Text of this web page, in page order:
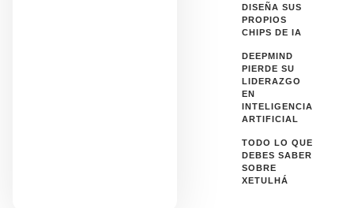
DISEÑA SUS
PROPIOS
CHIPS DE IA
DEEPMIND
PIERDE SU
LIDERAZGO
EN
INTELIGENCIA
ARTIFICIAL
TODO LO QUE
DEBES SABER
SOBRE
XETULHÁ